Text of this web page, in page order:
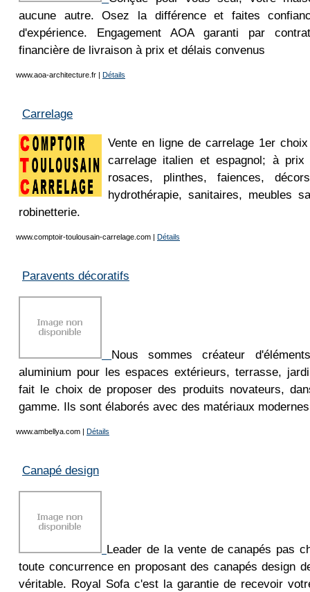
aucune autre. Osez la différence et faites
d'expérience. Engagement AOA garanti par
financière de livraison à prix et délais convenus
www.aoa-architecture.fr | Détails
Carrelage
Vente en ligne de carrelage 1er
carrelage italien et espagnol; à
rosaces, plinthes, faiences,
hydrothérapie, sanitaires, meubles
robinetterie.
www.comptoir-toulousain-carrelage.com | Détails
Paravents décoratifs
Nous sommes créateur
aluminium pour les espaces extérieurs, terrasse,
fait le choix de proposer des produits novateurs,
gamme. Ils sont élaborés avec des matériaux
www.ambellya.com | Détails
Canapé design
Leader de la vente de canapés pas
toute concurrence en proposant des canapés design
véritable. Royal Sofa c'est la garantie de recevoir